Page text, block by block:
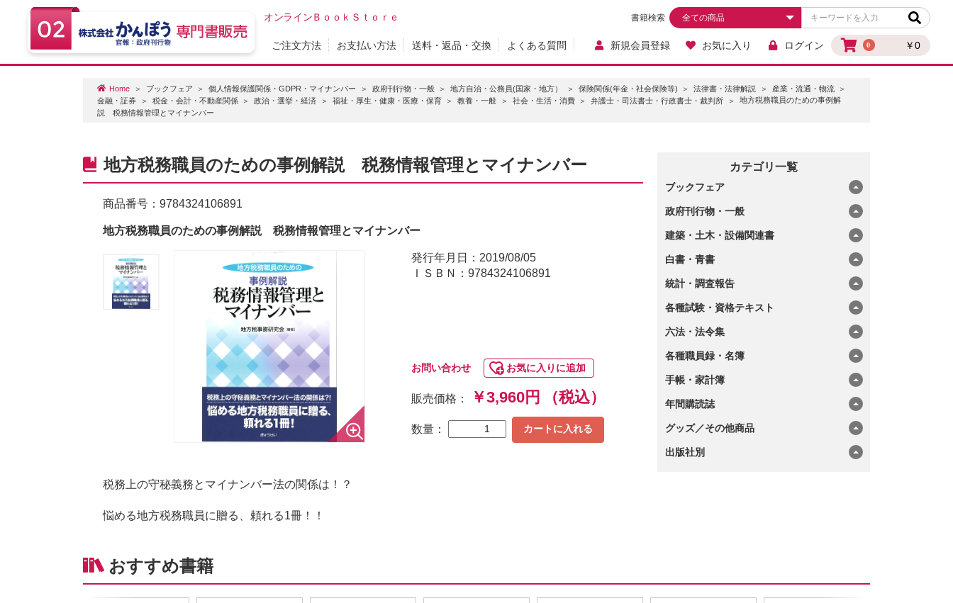
オンラインＢｏｏｋＳｔｏｒｅ
0 ￥0
書籍検索
ご注文方法 お支払い方法 送料・返品・交換 よくある質問 新規会員登録 お気に入り ログイン
Home ブックフェア 個人情報保護関係・GDPR・マイナンバー 政府刊行物・一般 地方自治・公務員(国家・地方） 保険関係(年金・社会保険等) 法律書・法律解説
産業・流通・物流
金融・証券
税金・会計・不動産関係 政治・選挙・経済 福祉・厚生・健康・医療・保育 教養・一般 社会・生活・消費 弁護士・司法書士・行政書士・裁判所
地方税務職員のための事例解
説 税務情報管理とマイナンバー
カテゴリ一覧
ブックフェア
政府刊行物・一般
建築・土木・設備関連書
白書・青書
統計・調査報告
各種試験・資格テキスト
六法・法令集
各種職員録・名簿
手帳・家計簿
年間購読誌
グッズ／その他商品
出版社別
地方税務職員のための事例解説 税務情報管理とマイナンバー
商品番号： 9784324106891
地方税務職員のための事例解説 税務情報管理とマイナンバー
発行年月日：2019/08/05
ＩＳＢＮ：9784324106891
お問い合わせ お気に入りに追加
販売価格： ￥3,960円 （税込）
数量： カートに入れる
税務上の守秘義務とマイナンバー法の関係は！？
悩める地方税務職員に贈る、頼れる1冊！！
おすすめ書籍